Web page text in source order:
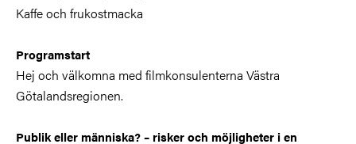
Kaffe och frukostmacka
Programstart
Hej och välkomna med filmkonsulenterna Västra
Götalandsregionen.
Publik eller människa? – risker och möjligheter i en